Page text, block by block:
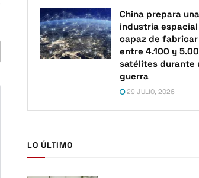
China prepara una
industria espacial
capaz de fabricar
entre 4.100 y
satélites durante
guerra
29 JULIO, 2026
LO ÚLTIMO